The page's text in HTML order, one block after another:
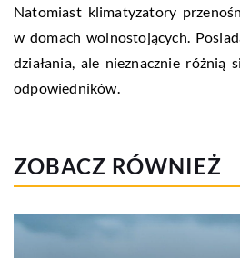
Natomiast klimatyzatory
w domach wolnostojących.
działania, ale nieznacznie różnią
odpowiedników.
ZOBACZ RÓWNIEŻ